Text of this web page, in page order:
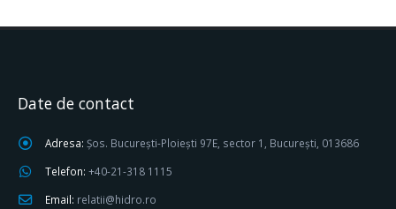
Date de contact
Adresa: Șos. București-Ploiești 97E, sector 1, București, 013686
Telefon: +40-21-318 1115
Email: relatii@hidro.ro